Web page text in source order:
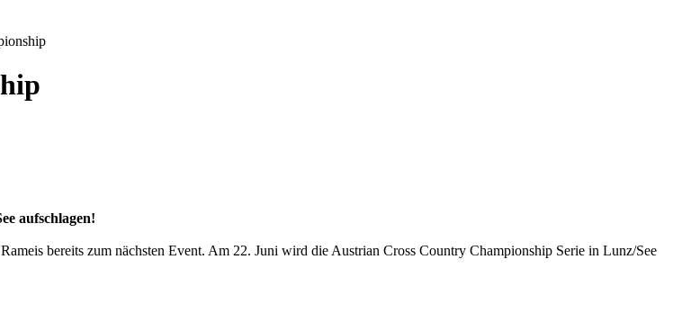
aufschlagen!
bereits zum nächsten Event. Am 22. Juni wird die Austrian Cross Country Championship Serie in Lunz/See